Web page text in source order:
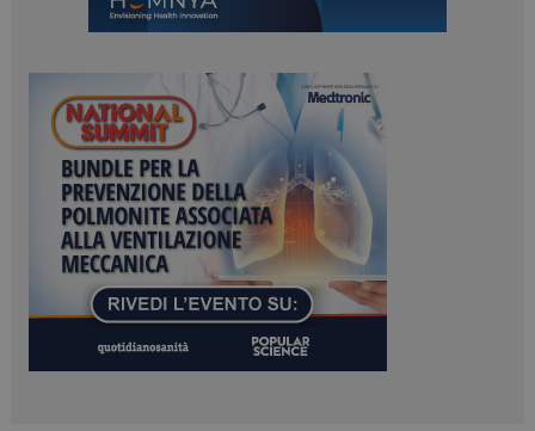
ARRAffinitySameSite
Microsoft Corporation
.www.dailyhealthindustry.it